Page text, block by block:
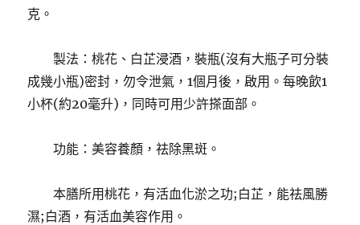
克。
製法：桃花、白芷浸酒，裝瓶(沒有大瓶子可分裝
成幾小瓶)密封，勿令泄氣，1個月後，啟用。每晚飲1
小杯(約20毫升)，同時可用少許搽面部。
功能：美容養顏，祛除黑斑。
本膳所用桃花，有活血化淤之功;白芷，能祛風勝
濕;白酒，有活血美容作用。